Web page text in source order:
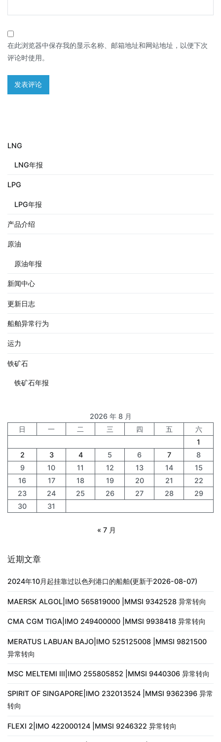
在此浏览器中保存我的显示名称、邮箱地址和网站地址，以便下次
评论时使用。
LNG
LNG年报
LPG
LPG年报
产品介绍
原油
原油年报
新闻中心
更新日志
船舶异常行为
运力
铁矿石
铁矿石年报
2026 年 8 月
日
一 二 三 四 五
六
1
2
3 4 5 6 7
8
9
10 11 12 13 14
15
16
17 18 19 20 21
22
23
24 25 26 27 28
29
30
31
« 7 月
近期文章
2024年10月起挂靠过以色列港口的船舶(更新于2026-08-07)
MAERSK ALGOL|IMO 565819000 |MMSI 9342528 异常转向
CMA CGM TIGA|IMO 249400000 |MMSI 9938418 异常转向
MERATUS LABUAN BAJO|IMO 525125008 |MMSI 9821500
异常转向
MSC MELTEMI III|IMO 255805852 |MMSI 9440306 异常转向
SPIRIT OF SINGAPORE|IMO 232013524 |MMSI 9362396 异常
转向
FLEXI 2|IMO 422000124 |MMSI 9246322 异常转向